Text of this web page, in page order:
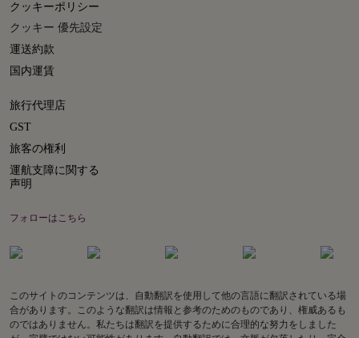
クッキーポリシー
クッキー 優先設定
運送約款
国内運賃
旅行代理店
GST
旅客の権利
運航支障に関する
声明
フォローはこちら
このサイトのコンテンツは、自動翻訳を使用して他の言語に翻訳されている場
合があります。このような翻訳は情報と参考のためのものであり、権威あるも
のではありません。私たちは翻訳を提供するために合理的な努力をしました